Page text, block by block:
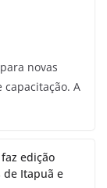
novas
A
edição
de Itapuã e